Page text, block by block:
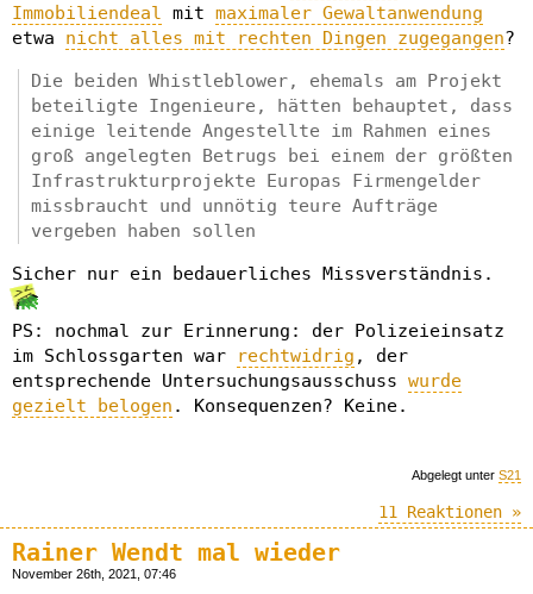
Immobiliendeal mit maximaler Gewaltanwendung
etwa nicht alles mit rechten Dingen zugegangen?
Die beiden Whistleblower, ehemals am Projekt
beteiligte Ingenieure, hätten behauptet, dass
einige leitende Angestellte im Rahmen eines
groß angelegten Betrugs bei einem der größten
Infrastrukturprojekte Europas Firmengelder
missbraucht und unnötig teure Aufträge
vergeben haben sollen
Sicher nur ein bedauerliches Missverständnis.
PS: nochmal zur Erinnerung: der Polizeieinsatz
im Schlossgarten war
rechtwidrig , der
entsprechende Untersuchungsausschuss wurde
gezielt belogen . Konsequenzen? Keine.
Abgelegt unter S21
11 Reaktionen »
Rainer Wendt mal wieder
November 26th, 2021, 07:46